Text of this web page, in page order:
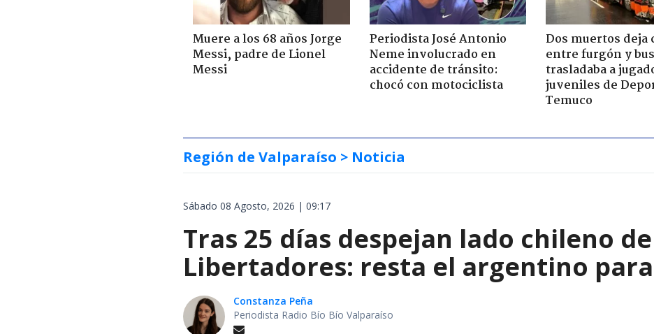
Muere a los 68 años Jorge
Messi, padre de Lionel
Messi
Periodista José Antonio
Neme involucrado en
accidente de tránsito:
chocó con motociclista
Dos muertos deja
entre furgón y
trasladaba a
juveniles de
Temuco
Región de Valparaíso > Noticia
Sábado 08 Agosto, 2026 | 09:17
Tras 25 días despejan lado chileno de
Libertadores: resta el argentino
Constanza Peña
Periodista Radio Bío Bío Valparaíso